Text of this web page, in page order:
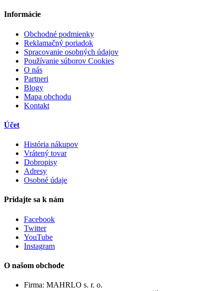
Informácie
Obchodné podmienky
Reklamačný poriadok
Spracovanie osobných údajov
Používanie súborov Cookies
O nás
Partneri
Blogy
Mapa obchodu
Kontakt
Účet
História nákupov
Vrátený tovar
Dobropisy
Adresy
Osobné údaje
Pridajte sa k nám
Facebook
Twitter
YouTube
Instagram
O našom obchode
Firma: MAHRLO s. r. o.